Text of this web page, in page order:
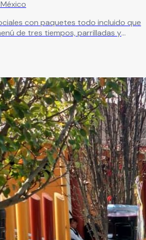
con paquetes todo incluido que
de tres tiempos, parrilladas y
de banquetes a domicilio,
tipo de celebración.